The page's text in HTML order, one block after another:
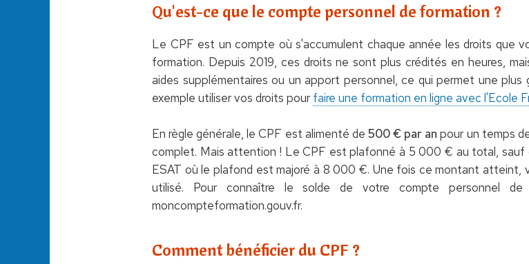
Qu'est-ce que le compte personnel de formation ?
Le CPF est un compte où s'accumulent chaque année les droits que
formation. Depuis 2019, ces droits ne sont plus crédités en heures,
aides supplémentaires ou un apport personnel, ce qui permet une
exemple utiliser vos droits pour faire une formation en ligne avec l'Ecole
En règle générale, le CPF est alimenté de 500 € par an pour un temps
complet. Mais attention ! Le CPF est plafonné à 5 000 € au total, sauf
ESAT où le plafond est majoré à 8 000 €. Une fois ce montant atteint,
utilisé. Pour connaître le solde de votre compte personnel
moncompteformation.gouv.fr.
Comment bénéficier du CPF ?